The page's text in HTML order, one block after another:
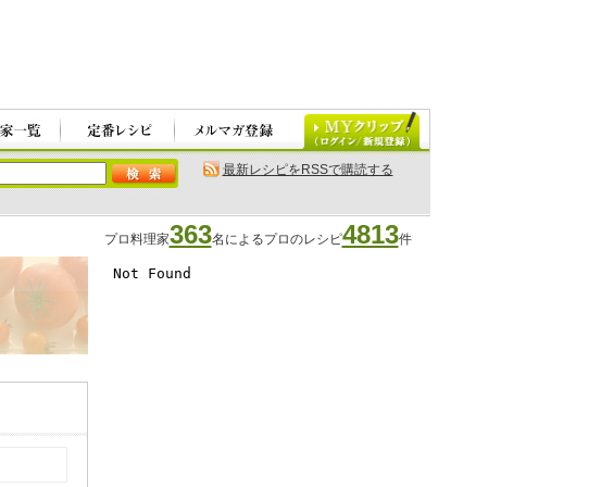
最新レシピをRSSで購読する
プロ料理家363名によるプロのレシピ4813件